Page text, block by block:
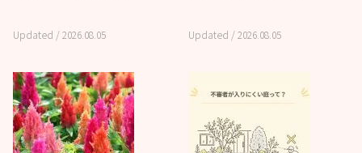
Updated /2026.08.05 Updated /2026.08.05